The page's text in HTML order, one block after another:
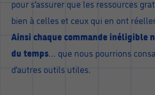
pour s’assurer que les ressources
bien à celles et ceux qui en ont
Ainsi chaque commande inéligible
du temps… que nous pourrions
d’autres outils utiles.